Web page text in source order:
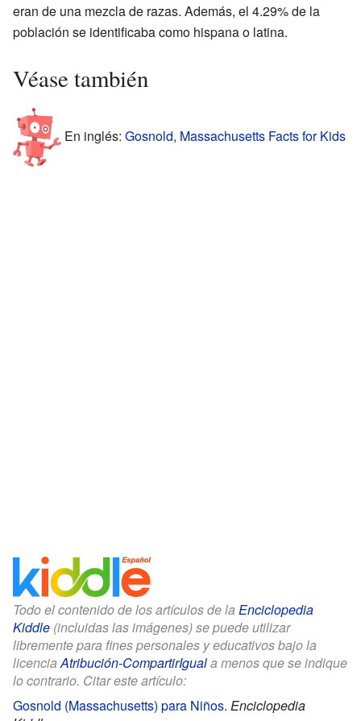
eran de una mezcla de razas. Además, el 4.29% de la
población se identificaba como hispana o latina.
Véase también
En inglés: Gosnold, Massachusetts Facts for Kids
Todo el contenido de los artículos de la Enciclopedia
Kiddle (incluidas las imágenes) se puede utilizar
libremente para fines personales y educativos bajo la
licenciaAtribución-CompartirIguala menos que se indique
lo contrario. Citar este artículo:
Gosnold (Massachusetts) para Niños. Enciclopedia